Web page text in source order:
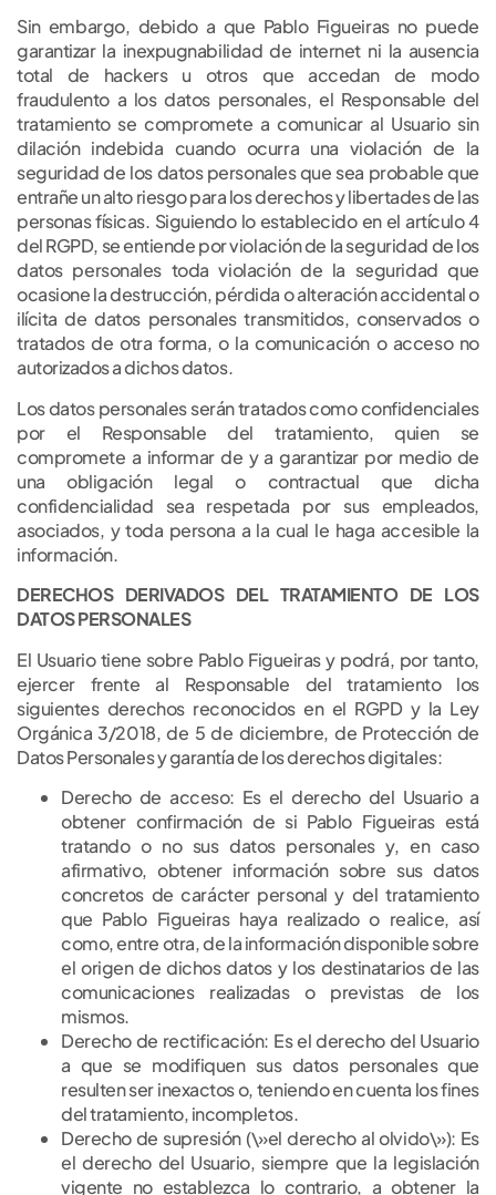
Sin embargo, debido a que Pablo Figueiras no puede
garantizar la inexpugnabilidad de internet ni la ausencia
total de hackers u otros que accedan de modo
fraudulento a los datos personales, el Responsable del
tratamiento se compromete a comunicar al Usuario sin
dilación indebida cuando ocurra una violación de la
seguridad de los datos personales que sea probable que
entrañe un alto riesgo para los derechos y libertades de las
personas físicas. Siguiendo lo establecido en el artículo 4
del RGPD, se entiende por violación de la seguridad de los
datos personales toda violación de la seguridad que
ocasione la destrucción, pérdida o alteración accidental o
ilícita de datos personales transmitidos, conservados o
tratados de otra forma, o la comunicación o acceso no
autorizados a dichos datos.
Los datos personales serán tratados como confidenciales
por el Responsable del tratamiento, quien se
compromete a informar de y a garantizar por medio de
una obligación legal o contractual que dicha
confidencialidad sea respetada por sus empleados,
asociados, y toda persona a la cual le haga accesible la
información.
DERECHOS DERIVADOS DEL TRATAMIENTO DE LOS
DATOS PERSONALES
El Usuario tiene sobre Pablo Figueiras y podrá, por tanto,
ejercer frente al Responsable del tratamiento los
siguientes derechos reconocidos en el RGPD y la Ley
Orgánica 3/2018, de 5 de diciembre, de Protección de
Datos Personales y garantía de los derechos digitales:
Derecho de acceso: Es el derecho del Usuario a
obtener confirmación de si Pablo Figueiras está
tratando o no sus datos personales y, en caso
afirmativo, obtener información sobre sus datos
concretos de carácter personal y del tratamiento
que Pablo Figueiras haya realizado o realice, así
como, entre otra, de la información disponible sobre
el origen de dichos datos y los destinatarios de las
comunicaciones realizadas o previstas de los
mismos.
Derecho de rectificación: Es el derecho del Usuario
a que se modifiquen sus datos personales que
resulten ser inexactos o, teniendo en cuenta los fines
del tratamiento, incompletos.
Derecho de supresión (\»el derecho al olvido\»): Es
el derecho del Usuario, siempre que la legislación
vigente no establezca lo contrario, a obtener la